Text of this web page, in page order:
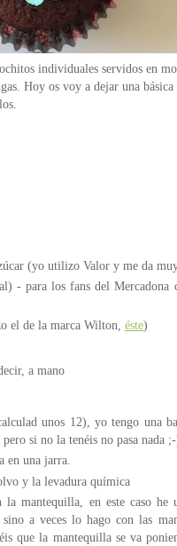
individuales servidos en
Hoy os voy a dejar una básica
(yo utilizo Valor y me da
- para los fans del Mercadona
el de la marca Wilton, éste)
a mano
unos 12), yo tengo una
si no la tenéis no pasa nada ;-
en una jarra.
y la levadura química
mantequilla, en este caso
a veces lo hago con las
que la mantequilla se va